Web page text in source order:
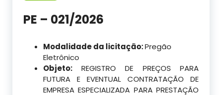
PE – 021/2026
Modalidade da licitação:Pregão
Eletrônico
Objeto: REGISTRO DE PREÇOS PARA
FUTURA E EVENTUAL CONTRATAÇÃO DE
EMPRESA ESPECIALIZADA PARA PRESTAÇÃO